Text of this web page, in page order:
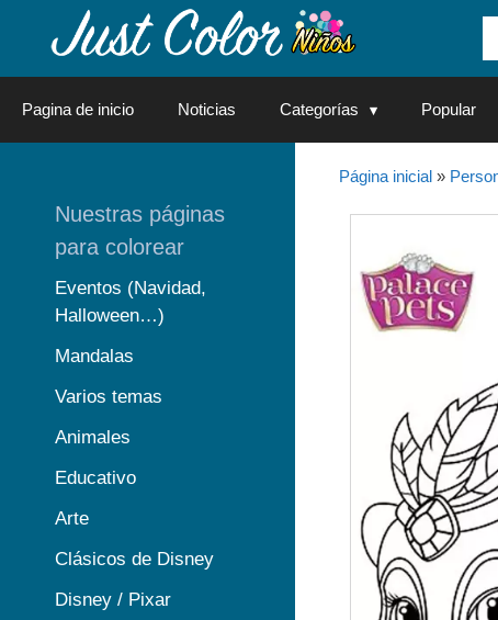
Pagina de inicio Noticias Categorías Popular
Página inicial»
Nuestras páginas
para colorear
Eventos (Navidad,
Halloween…)
Mandalas
Varios temas
Animales
Educativo
Arte
Clásicos de Disney
Disney / Pixar